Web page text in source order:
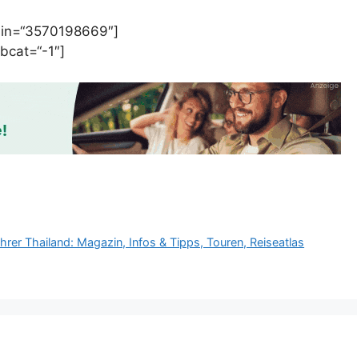
1″]
Thailand: Magazin, Infos & Tipps, Touren, Reiseatlas